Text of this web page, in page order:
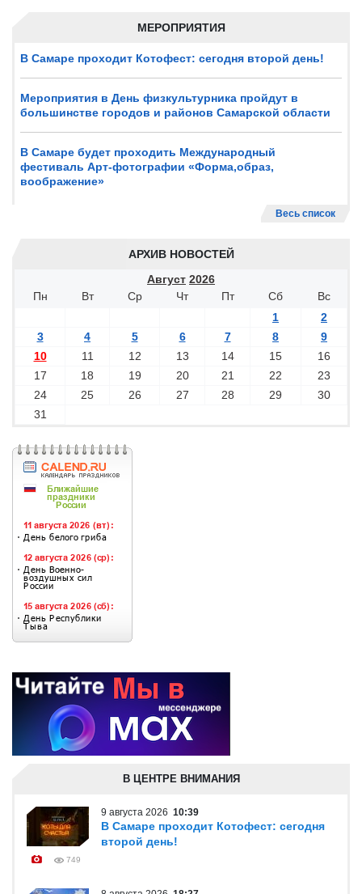
МЕРОПРИЯТИЯ
В Самаре проходит Котофест: сегодня второй день!
Мероприятия в День физкультурника пройдут в
большинстве городов и районов Самарской области
В Самаре будет проходить Международный
фестиваль Арт-фотографии «Форма,образ,
воображение»
Весь список
АРХИВ НОВОСТЕЙ
Август 2026
Пн
Вт Ср Чт Пт Сб
Вс
1
2
3
4 5 6 7 8
9
10
11 12 13 14 15
16
17
18 19 20 21 22
23
24
25 26 27 28 29
30
31
В ЦЕНТРЕ ВНИМАНИЯ
9 августа 2026 10:39
В Самаре проходит Котофест: сегодня
второй день!
749